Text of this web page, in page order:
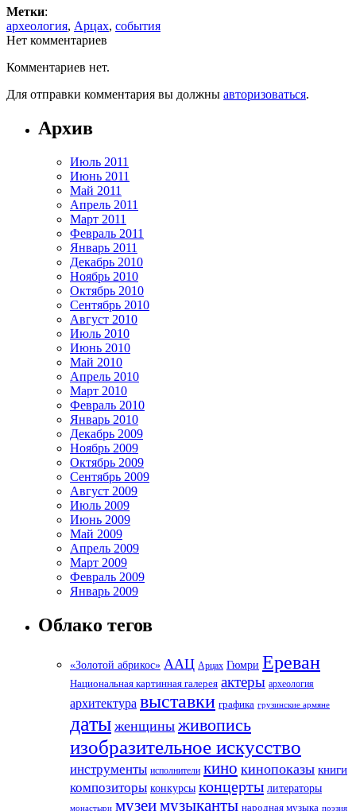
Метки:
археология, Арцах, события
Нет комментариев
Комментариев нет.
Для отправки комментария вы должны авторизоваться.
Архив
Июль 2011
Июнь 2011
Май 2011
Апрель 2011
Март 2011
Февраль 2011
Январь 2011
Декабрь 2010
Ноябрь 2010
Октябрь 2010
Сентябрь 2010
Август 2010
Июль 2010
Июнь 2010
Май 2010
Апрель 2010
Март 2010
Февраль 2010
Январь 2010
Декабрь 2009
Ноябрь 2009
Октябрь 2009
Сентябрь 2009
Август 2009
Июль 2009
Июнь 2009
Май 2009
Апрель 2009
Март 2009
Февраль 2009
Январь 2009
Облако тегов
«Золотой абрикос» ААЦ Арцах Гюмри Ереван
Национальная картинная галерея актеры археология
архитектура выставки графика грузинские армяне
даты женщины живопись
изобразительное искусство
инструменты исполнители кино кинопоказы книги
композиторы конкурсы концерты литераторы
монастыри музеимузыканты народная музыка поэзия